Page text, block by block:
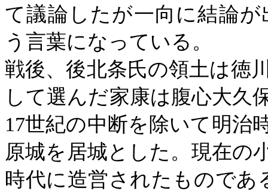
て議論したが一向に結論
う言葉になっている。
戦後、後北条氏の領土は徳
して選んだ家康は腹心大久
17世紀の中断を除いて 明治
原城を居城とした。現在の
時代に造営されたものであ